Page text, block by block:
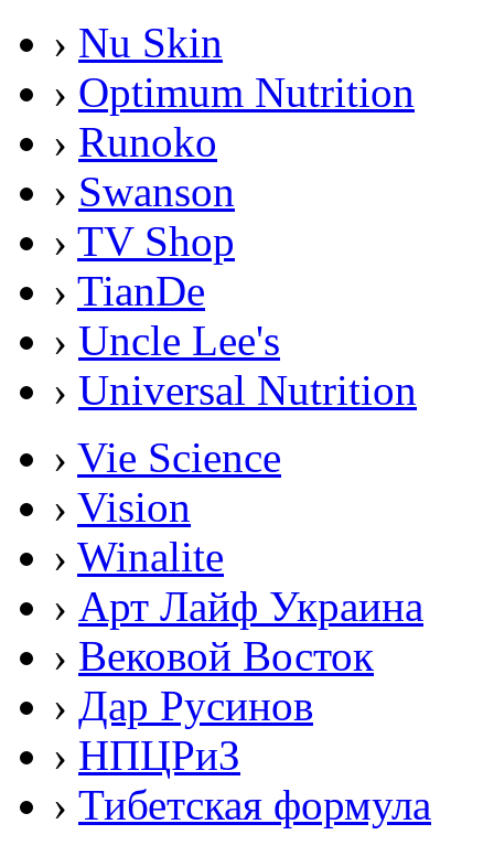
› Nu Skin
› Optimum Nutrition
› Runoko
› Swanson
› TV Shop
› TianDe
› Uncle Lee's
› Universal Nutrition
› Vie Science
› Vision
› Winalite
› Арт Лайф Украина
› Вековой Восток
› Дар Русинов
› НПЦРиЗ
› Тибетская формула